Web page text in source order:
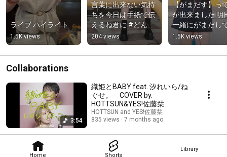
Home Shorts
Library
ライブ ハイライト
1.5K views
言葉に出来ない気持
ちを今日は手紙で伝
えるね君に #どんな
言葉で #YES佐藤栞
#いえす佐藤栞
204 views
【がまだす】っ
が出来ました 明
一緒にがまだし
こ〜✨️#YES佐
いえす佐藤栞
1.5K views
Collaborations
3:54
織姫とBABY feat. 汐れいら/ね
ぐせ。 COVER by.
HOTTSUN&YES!佐藤栞
HOTTSUN and YES!佐藤栞
835 views
7 months ago